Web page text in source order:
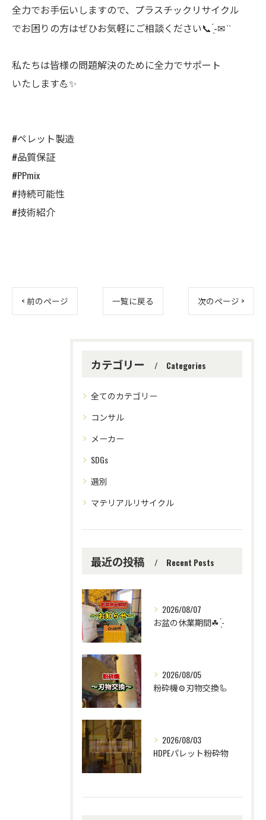
全力でお手伝いしますので、プラスチックリサイクル
でお困りの方はぜひお気軽にご相談ください📞‪‪ ̖́-✉ ͗ ͗
私たちは皆様の問題解決のために全力でサポート
いたします💪✨
#ペレット製造
#品質保証
#PPmix
#持続可能性
#技術紹介
< 前のページ 一覧に戻る 次のページ >
カテゴリー Categories
全てのカテゴリー
コンサル
メーカー
SDGs
選別
マテリアルリサイクル
最近の投稿 Recent Posts
2026/08/07
お盆の休業期間☘ ̖́-
2026/08/05
粉砕機⚙️刃物交換🦾
2026/08/03
HDPEパレット粉砕物